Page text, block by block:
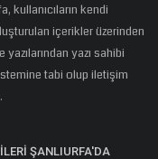
kullanıcıların kendi
içerikler üzerinden
yazı sahibi
tabi olup iletişim
ŞANLIURFA'DA